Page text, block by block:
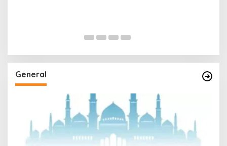
General